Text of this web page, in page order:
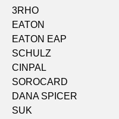
3RHO
EATON
EATON EAP
SCHULZ
CINPAL
SOROCARD
DANA SPICER
SUK